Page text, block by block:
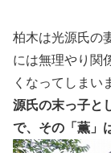
柏木は光源氏の
には無理やり関
くなってしまい
源氏の末っ子と
で、その「薫」